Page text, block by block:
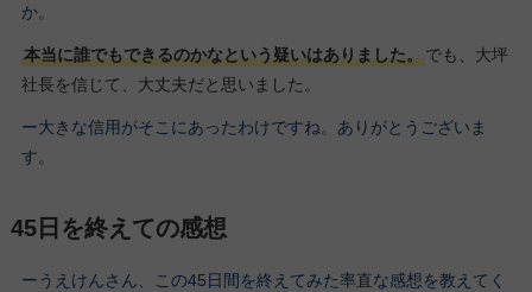
か。
本当に誰でもできるのかなという疑いはありました。でも、大坪
社長を信じて、大丈夫だと思いました。
ー大きな信用がそこにあったわけですね。ありがとうございま
す。
45日を終えての感想
ーうえけんさん、この45日間を終えてみた率直な感想を教えてく